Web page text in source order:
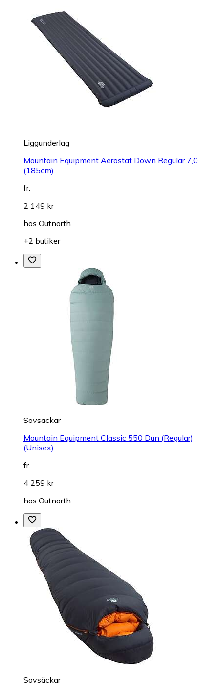
Liggunderlag
Mountain Equipment Aerostat Down Regular 7,0
(185cm)
fr.
2 149 kr
hos Outnorth
+2 butiker
Sovsäckar
Mountain Equipment Classic 550 Dun (Regular)
(Unisex)
fr.
4 259 kr
hos Outnorth
Sovsäckar